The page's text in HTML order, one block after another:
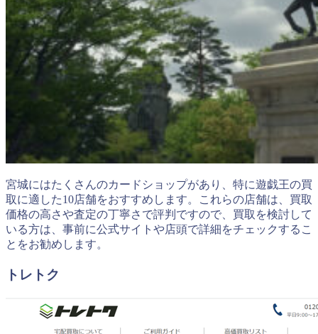
宮城にはたくさんのカードショップがあり、特に遊戯王の買
取に適した10店舗をおすすめします。これらの店舗は、買取
価格の高さや査定の丁寧さで評判ですので、買取を検討して
いる方は、事前に公式サイトや店頭で詳細をチェックするこ
とをお勧めします。
トレトク